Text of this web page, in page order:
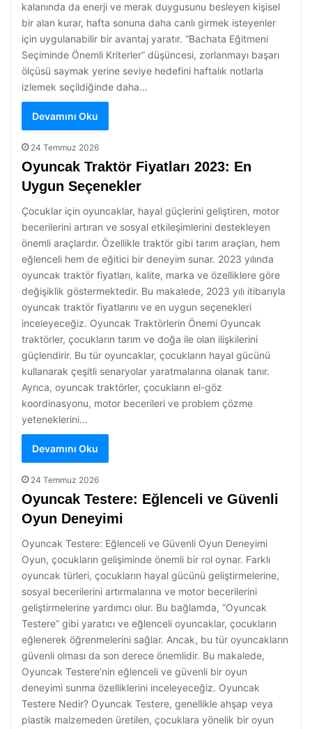
kalanında da enerji ve merak duygusunu besleyen kişisel
bir alan kurar, hafta sonuna daha canlı girmek isteyenler
için uygulanabilir bir avantaj yaratır. “Bachata Eğitmeni
Seçiminde Önemli Kriterler” düşüncesi, zorlanmayı başarı
ölçüsü saymak yerine seviye hedefini haftalık notlarla
izlemek seçildiğinde daha…
Devamını Oku
24 Temmuz 2026
Oyuncak Traktör Fiyatları 2023: En
Uygun Seçenekler
Çocuklar için oyuncaklar, hayal güçlerini geliştiren, motor
becerilerini artıran ve sosyal etkileşimlerini destekleyen
önemli araçlardır. Özellikle traktör gibi tarım araçları, hem
eğlenceli hem de eğitici bir deneyim sunar. 2023 yılında
oyuncak traktör fiyatları, kalite, marka ve özelliklere göre
değişiklik göstermektedir. Bu makalede, 2023 yılı itibarıyla
oyuncak traktör fiyatlarını ve en uygun seçenekleri
inceleyeceğiz. Oyuncak Traktörlerin Önemi Oyuncak
traktörler, çocukların tarım ve doğa ile olan ilişkilerini
güçlendirir. Bu tür oyuncaklar, çocukların hayal gücünü
kullanarak çeşitli senaryolar yaratmalarına olanak tanır.
Ayrıca, oyuncak traktörler, çocukların el-göz
koordinasyonu, motor becerileri ve problem çözme
yeteneklerini…
Devamını Oku
24 Temmuz 2026
Oyuncak Testere: Eğlenceli ve Güvenli
Oyun Deneyimi
Oyuncak Testere: Eğlenceli ve Güvenli Oyun Deneyimi
Oyun, çocukların gelişiminde önemli bir rol oynar. Farklı
oyuncak türleri, çocukların hayal gücünü geliştirmelerine,
sosyal becerilerini artırmalarına ve motor becerilerini
geliştirmelerine yardımcı olur. Bu bağlamda, “Oyuncak
Testere” gibi yaratıcı ve eğlenceli oyuncaklar, çocukların
eğlenerek öğrenmelerini sağlar. Ancak, bu tür oyuncakların
güvenli olması da son derece önemlidir. Bu makalede,
Oyuncak Testere’nin eğlenceli ve güvenli bir oyun
deneyimi sunma özelliklerini inceleyeceğiz. Oyuncak
Testere Nedir? Oyuncak Testere, genellikle ahşap veya
plastik malzemeden üretilen, çocuklara yönelik bir oyun